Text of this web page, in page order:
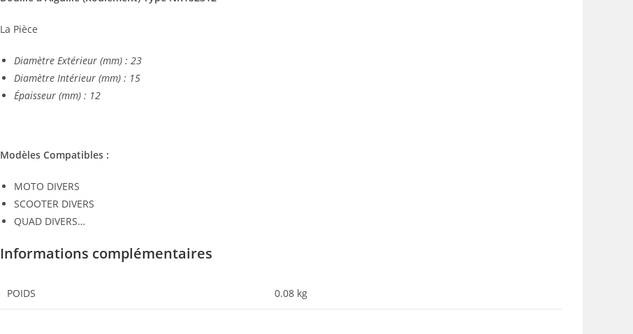
La Pièce
Diamètre Extérieur (mm) : 23
Diamètre Intérieur (mm) : 15
Épaisseur (mm) : 12
Modèles Compatibles :
MOTO DIVERS
SCOOTER DIVERS
QUAD DIVERS…
Informations complémentaires
POIDS 0.08 kg